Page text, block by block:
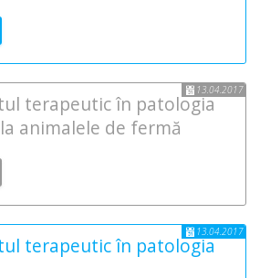
terapeutic în patologia
animalele de fermă
13.04.2017
terapeutic în patologia
13.04.2017